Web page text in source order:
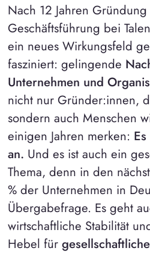
Nach 12 Jahren
Geschäftsführung bei
ein neues Wirkungsfeld
fasziniert: gelingende
Unternehmen und
nicht nur Gründer:innen,
sondern auch Menschen
einigen Jahren merken:
an. Und es ist auch ein
Thema, denn in den
% der Unternehmen in
Übergabefrage. Es geht
wirtschaftliche Stabilität
Hebel für